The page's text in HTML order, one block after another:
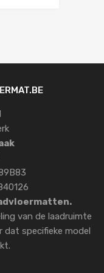
van de laadruimte
specifieke model